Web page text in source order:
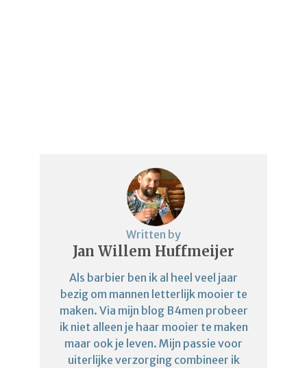
Written by
Jan Willem Huffmeijer
Als barbier ben ik al heel veel jaar
bezig om mannen letterlijk mooier te
maken. Via mijn blog B4men probeer
ik niet alleen je haar mooier te maken
maar ook je leven. Mijn passie voor
uiterlijke verzorging combineer ik